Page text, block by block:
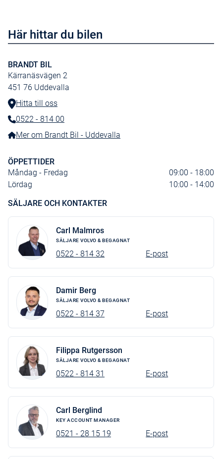
Apple CarPlay
Induktiv laddn,smartphone
Keyless Entry and Start
ISOFIXfästen ytterpl bak
Klimatautomatik (2zon)
Dynförlängning fram
Här hittar du bilen
BRANDT BIL
Kärranäsvägen 2
451 76 Uddevalla
Hitta till oss
Telefonnummer:
0522 - 814 00
Mer om Brandt Bil - Uddevalla
ÖPPETTIDER
Måndag - Fredag
09:00 - 18:00
Lördag
10:00 - 14:00
SÄLJARE OCH KONTAKTER
Carl Malmros
SÄLJARE VOLVO & BEGAGNAT
0522 - 814 32 E-post
Damir Berg
SÄLJARE VOLVO & BEGAGNAT
0522 - 814 37 E-post
Filippa Rutgersson
SÄLJARE VOLVO & BEGAGNAT
0522 - 814 31 E-post
Carl Berglind
KEY ACCOUNT MANAGER
0521 - 28 15 19 E-post